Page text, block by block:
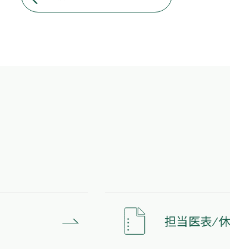
担当医表 ⁄